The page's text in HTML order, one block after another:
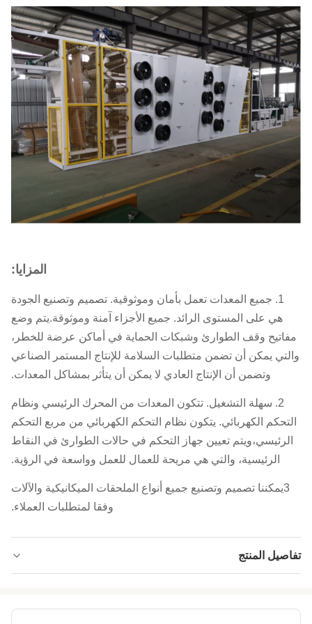
المزايا:
1. جميع المعدات تعمل بأمان وموثوقية. تصميم وتصنيع الجودة
هي على المستوى الرائد. جميع الأجزاء آمنة وموثوقة.يتم وضع
مفاتيح وقف الطوارئ وشبكات الحماية في أماكن عرضة للخطر،
والتي يمكن أن تضمن متطلبات السلامة للإنتاج المستمر الصناعي
وتضمن أن الإنتاج العادي لا يمكن أن يتأثر بمشاكل المعدات.
2. سهلة التشغيل. تتكون المعدات من المحرك الرئيسي ونظام
التحكم الكهربائي. يتكون نظام التحكم الكهربائي من مربع التحكم
الرئيسي،ويتم تعيين جهاز التحكم في حالات الطوارئ في النقاط
الرئيسية، والتي هي مريحة للعمال للعمل وواسعة في الرؤية.
3يمكننا تصميم وتصنيع جميع أنواع الملحقات الميكانيكية والآلات
وفقا لمتطلبات العملاء.
تفاصيل المنتج